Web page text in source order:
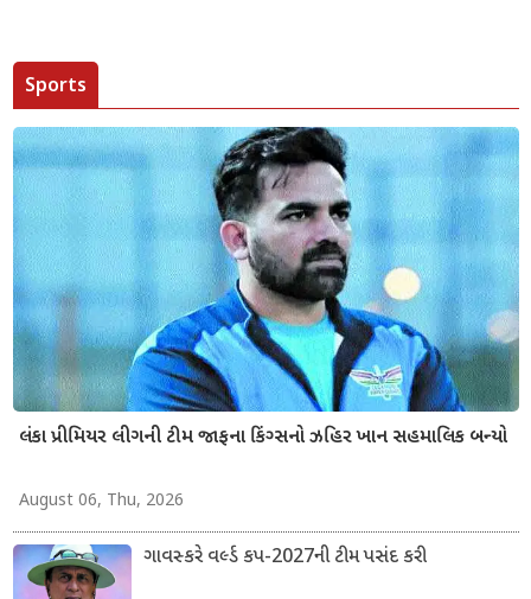
Sports
લંકા પ્રીમિયર લીગની ટીમ જાફના કિંગ્સનો ઝહિર ખાન સહમાલિક બન્યો
August 06, Thu, 2026
ગાવસ્કરે વર્લ્ડ કપ-2027ની ટીમ પસંદ કરી